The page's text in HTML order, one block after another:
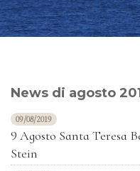
News di agosto
09/08/2019
9 Agosto Santa Teresa
Stein